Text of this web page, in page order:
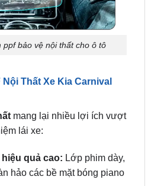
ppf bảo vệ nội thất cho ô tô
Thất Xe Kia Carnival
mang lại nhiều lợi ích vượt
lái xe:
quả cao:
nhẹ:Đặc biệt TeckWrap